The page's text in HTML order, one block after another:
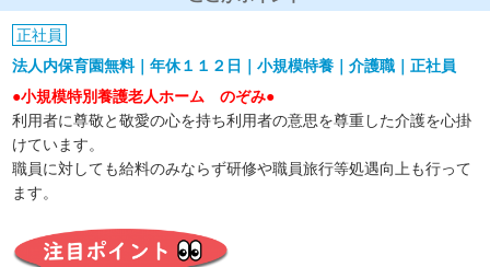
正社員
法人内保育園無料｜年休１１２日｜小規模特養｜介護職｜正社員
●小規模特別養護老人ホーム のぞみ●
利用者に尊敬と敬愛の心を持ち利用者の意思を尊重した介護を心掛
けています。
職員に対しても給料のみならず研修や職員旅行等処遇向上も行って
ます。